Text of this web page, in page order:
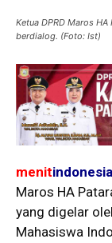
Ketua DPRD Maros
berdialog. (Foto: Ist)
menitindonesia
Maros HA
yang digelar
Mahasiswa